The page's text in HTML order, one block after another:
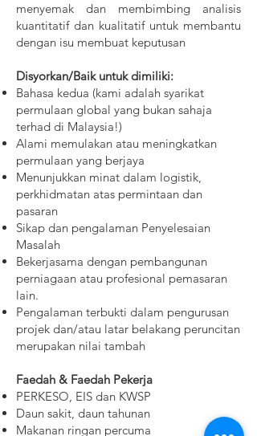
menyemak dan membimbing analisis
kuantitatif dan kualitatif untuk membantu
dengan isu membuat keputusan
Disyorkan/Baik untuk dimiliki:
Bahasa kedua (kami adalah syarikat
permulaan global yang bukan sahaja
terhad di Malaysia!)
Alami memulakan atau meningkatkan
permulaan yang berjaya
Menunjukkan minat dalam logistik,
perkhidmatan atas permintaan dan
pasaran
Sikap dan pengalaman Penyelesaian
Masalah
Bekerjasama dengan pembangunan
perniagaan atau profesional pemasaran
lain.
Pengalaman terbukti dalam pengurusan
projek dan/atau latar belakang peruncitan
merupakan nilai tambah
Faedah & Faedah Pekerja
PERKESO, EIS dan KWSP
Daun sakit, daun tahunan
Makanan ringan percuma